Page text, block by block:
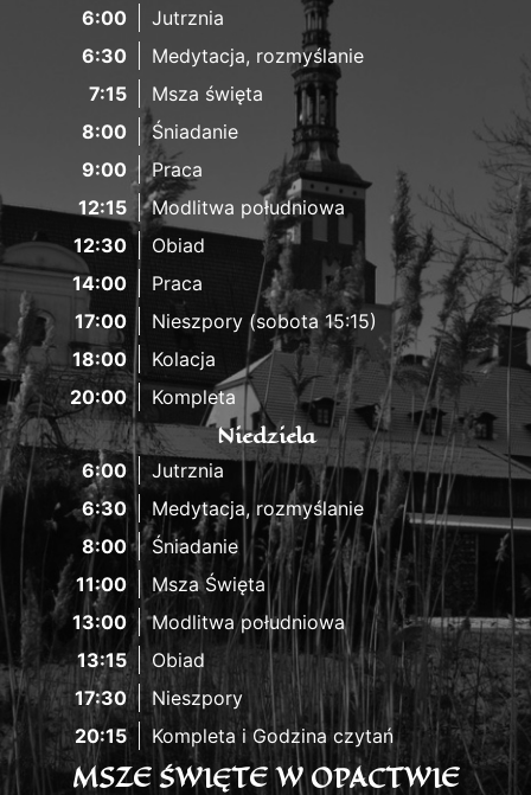
6:00
Jutrznia
6:30
Medytacja, rozmyślanie
7:15
Msza święta
8:00
Śniadanie
9:00
Praca
12:15
Modlitwa południowa
12:30
Obiad
14:00
Praca
17:00
Nieszpory (sobota 15:15)
18:00
Kolacja
20:00
Kompleta
Niedziela
6:00
Jutrznia
6:30
Medytacja, rozmyślanie
8:00
Śniadanie
11:00
Msza Święta
13:00
Modlitwa południowa
13:15
Obiad
17:30
Nieszpory
20:15
Kompleta i Godzina czytań
MSZE ŚWIĘTE W OPACTWIE